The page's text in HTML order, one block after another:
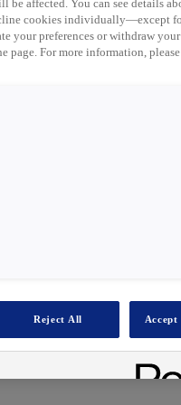
ci-
Samen groeien we
oplossingen in
en lever je een
visie? Dan
be affected. You can see details
cookies individually—except
your preferences or withdraw
For more information, please
Reject All Accept